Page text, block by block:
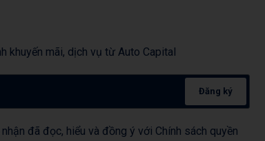
khuyến mãi, dịch vụ từ Auto Capital
Đăng ký
đã đọc, hiểu và đồng ý với Chính sách quyền